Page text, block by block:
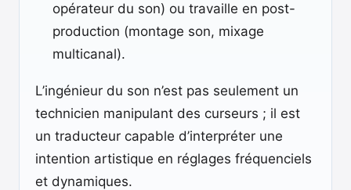
opérateur du son) ou travaille en post-
production (montage son, mixage
multicanal).
L’ingénieur du son n’est pas seulement un
technicien manipulant des curseurs ; il est
un traducteur capable d’interpréter une
intention artistique en réglages fréquenciels
et dynamiques.